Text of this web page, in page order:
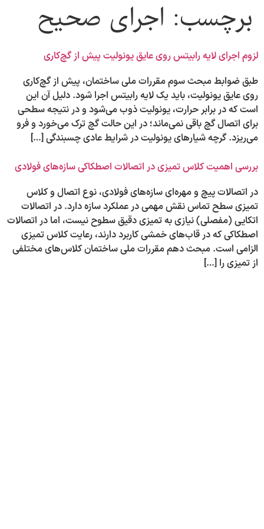
برچسب: اجرای صحیح
لزوم اجرای لایه رابیتس روی عایق یونولیت پیش از گچ‌کاری
طبق ضوابط مبحث سوم مقررات ملی ساختمان، پیش از گچ‌کاری
روی عایق یونولیت، باید یک لایه رابیتس اجرا شود. دلیل آن این
است که در برابر حرارت، یونولیت ذوب می‌شود و در نتیجه سطحی
برای اتصال گچ باقی نمی‌ماند؛ در این حالت گچ ترک می‌خورد و فرو
می‌ریزد. گرچه شیارهای یونولیت در شرایط عادی چسبندگی […]
بررسی اهمیت کلاس تمیزی در اتصالات اصطکاکی سازه‌های فولادی
در اتصالات پیچ و مهره‌ای سازه‌های فولادی، نوع اتصال و کلاس
تمیزی سطح تماس نقش مهمی در عملکرد سازه دارد. در اتصالات
اتکایی (مفصلی) نیازی به تمیزی دقیق سطوح نیست، اما در اتصالات
اصطکاکی که در قاب‌های خمشی کاربرد دارند، رعایت کلاس تمیزی
الزامی است. مبحث دهم مقررات ملی ساختمان کلاس‌های مختلفی
از تمیزی را […]